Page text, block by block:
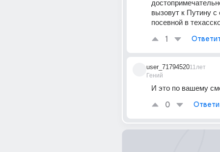
вызовут к Путину с
посевной в
1
user_71794520
Гений
11лет
И это по вашему
0